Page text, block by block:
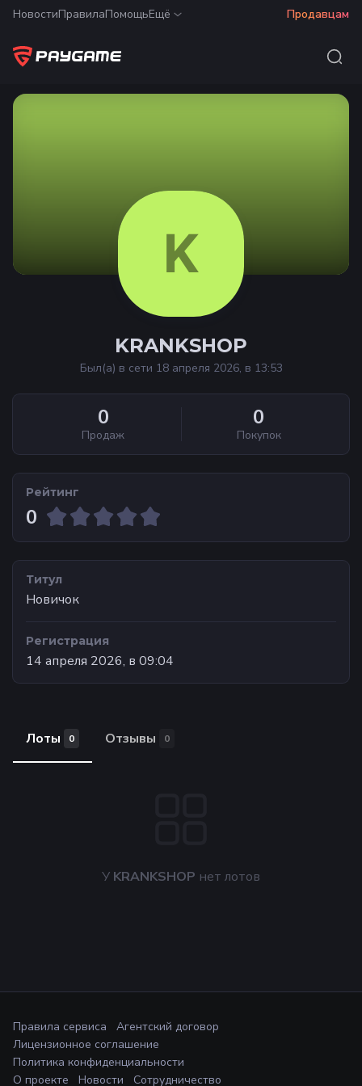
НовостиПравилаПомощьЕщё Продавцам
K
KRANKSHOP
Был(а) в сети 18 апреля 2026, в 13:53
0
Продаж
0
Покупок
Рейтинг
0
Титул
Новичок
Регистрация
14 апреля 2026, в 09:04
Лоты 0 Отзывы 0
У KRANKSHOP нет лотов
Правила сервиса
Агентский договор
Лицензионное соглашение
Политика конфиденциальности
О проекте
Новости Сотрудничество